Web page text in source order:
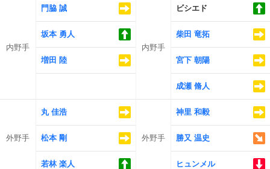
内野手
門脇 誠
内野手
ビシエド
坂本 勇人 柴田 竜拓
増田 陸 宮下 朝陽
成瀬 脩人
外野手
丸 佳浩
外野手
神里 和毅
松本 剛 勝又 温史
若林 楽人 ヒュンメル